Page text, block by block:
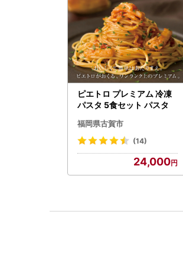
ピエトロ プレミアム 冷凍
パスタ 5食セット パスタ
福岡県古賀市
(14)
24,000